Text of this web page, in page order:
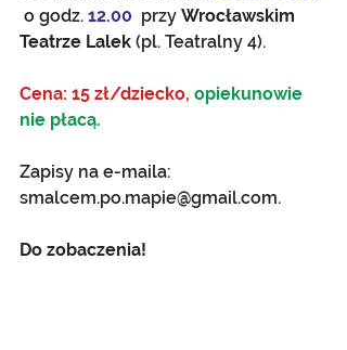
o godz. 12.00
  przy
Wrocławskim
Teatrze Lalek (pl. Teatralny 4).
Cena: 15 zł/dziecko, opiekunowie
nie płacą.
Zapisy na e-maila:
smalcem.po.mapie@gmail.com.
Do zobaczenia!